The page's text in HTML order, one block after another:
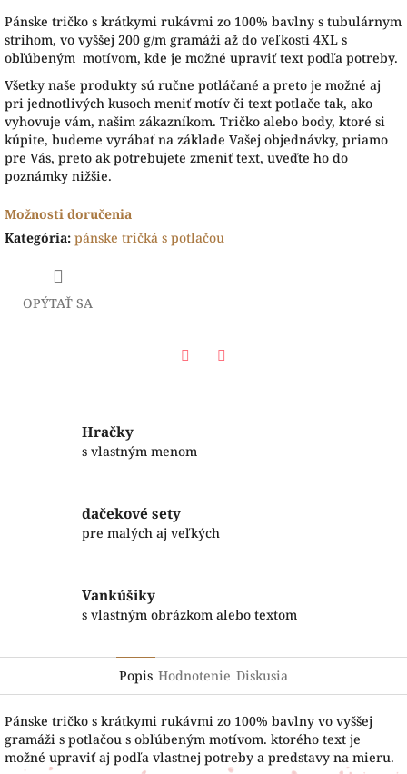
Pánske tričko s krátkymi rukávmi zo 100% bavlny s tubulárnym
strihom, vo vyššej 200 g/m gramáži až do veľkosti 4XL s
obľúbeným motívom, kde je možné upraviť text podľa potreby.
Všetky naše produkty sú ručne potláčané a preto je možné aj
pri jednotlivých kusoch meniť motív či text potlače tak, ako
vyhovuje vám, našim zákazníkom. Tričko alebo body, ktoré si
kúpite, budeme vyrábať na základe Vašej objednávky, priamo
pre Vás, preto ak potrebujete zmeniť text, uveďte ho do
poznámky nižšie.
Možnosti doručenia
Kategória: pánske tričká s potlačou
OPÝTAŤ SA
Hračky
s vlastným menom
dačekové sety
pre malých aj veľkých
Vankúšiky
s vlastným obrázkom alebo textom
Popis Hodnotenie Diskusia
Pánske tričko s krátkymi rukávmi zo 100% bavlny vo vyššej
gramáži s potlačou s obľúbeným motívom. ktorého text je
možné upraviť aj podľa vlastnej potreby a predstavy na mieru.